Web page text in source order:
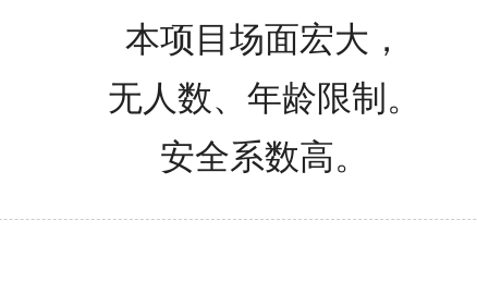
本项目场面宏大，
无人数、年龄限制。
安全系数高。